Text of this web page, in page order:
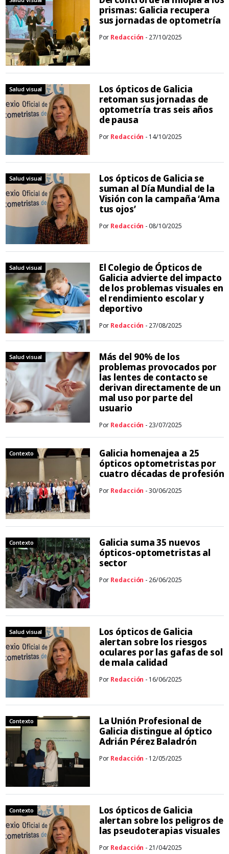
prismas: Galicia recupera
sus jornadas de optometría
Por Redacción - 27/10/2025
Salud visual
Los ópticos de Galicia
retoman sus jornadas de
optometría tras seis años
de pausa
Por Redacción - 14/10/2025
Salud visual
Los ópticos de Galicia se
suman al Día Mundial de la
Visión con la campaña ‘Ama
tus ojos’
Por Redacción - 08/10/2025
Salud visual
El Colegio de Ópticos de
Galicia advierte del impacto
de los problemas visuales en
el rendimiento escolar y
deportivo
Por Redacción - 27/08/2025
Salud visual
Más del 90% de los
problemas provocados por
las lentes de contacto se
derivan directamente de un
mal uso por parte del
usuario
Por Redacción - 23/07/2025
Contexto
Galicia homenajea a 25
ópticos optometristas por
cuatro décadas de profesión
Por Redacción - 30/06/2025
Contexto
Galicia suma 35 nuevos
ópticos-optometristas al
sector
Por Redacción - 26/06/2025
Salud visual
Los ópticos de Galicia
alertan sobre los riesgos
oculares por las gafas de sol
de mala calidad
Por Redacción - 16/06/2025
Contexto
La Unión Profesional de
Galicia distingue al óptico
Adrián Pérez Baladrón
Por Redacción - 12/05/2025
Contexto
Los ópticos de Galicia
alertan sobre los peligros de
las pseudoterapias visuales
Por Redacción - 21/04/2025